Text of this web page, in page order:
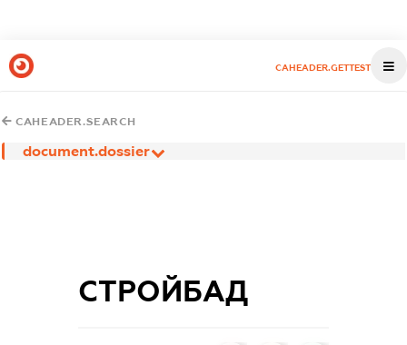
CAHEADER.GETTEST
CAHEADER.SEARCH
document.dossier
СТРОЙБАД